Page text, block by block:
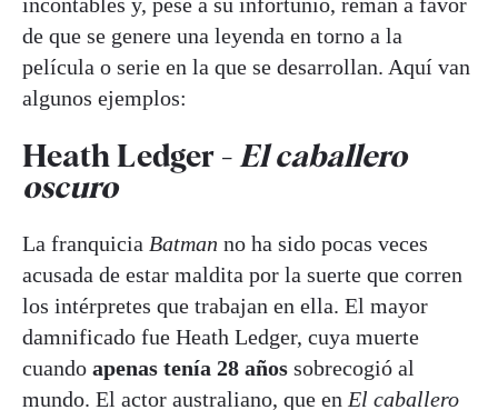
incontables y, pese a su infortunio, reman a favor
de que se genere una leyenda en torno a la
película o serie en la que se desarrollan. Aquí van
algunos ejemplos:
Heath Ledger - El caballero
oscuro
La franquicia Batman no ha sido pocas veces
acusada de estar maldita por la suerte que corren
los intérpretes que trabajan en ella. El mayor
damnificado fue Heath Ledger, cuya muerte
cuando apenas tenía 28 años sobrecogió al
mundo. El actor australiano, que en El caballero